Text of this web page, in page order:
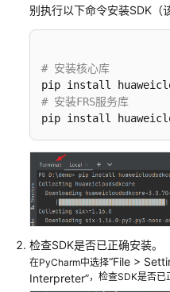
使
服
务
准
备
据
别执行以下命令安装SDK（
# 安装核心库
# 安装FRS服务库
pip install
检查SDK是否已正确安装。
在PyCharm中选择“File >
Interpreter”，检查SDK是否已